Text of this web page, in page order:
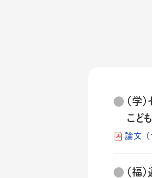
（学
こど
論文（
（福